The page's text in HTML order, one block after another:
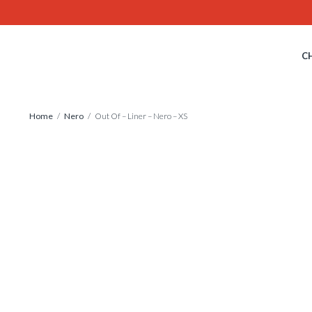
Home / Nero / Out Of – Liner – Nero – XS